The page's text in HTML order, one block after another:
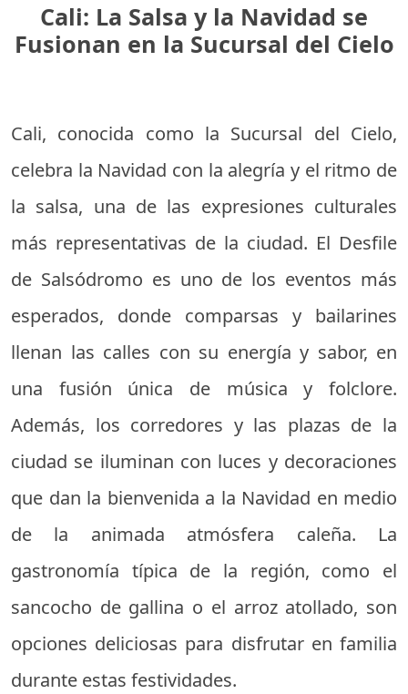
Cali: La Salsa y la Navidad se
Fusionan en la Sucursal del Cielo
Cali, conocida como la Sucursal del Cielo,
celebra la Navidad con la alegría y el ritmo de
la salsa, una de las expresiones culturales
más representativas de la ciudad. El Desfile
de Salsódromo es uno de los eventos más
esperados, donde comparsas y bailarines
llenan las calles con su energía y sabor, en
una fusión única de música y folclore.
Además, los corredores y las plazas de la
ciudad se iluminan con luces y decoraciones
que dan la bienvenida a la Navidad en medio
de la animada atmósfera caleña. La
gastronomía típica de la región, como el
sancocho de gallina o el arroz atollado, son
opciones deliciosas para disfrutar en familia
durante estas festividades.